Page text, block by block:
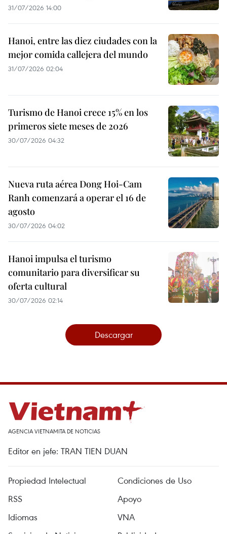
31/07/2026 14:00
Hanoi, entre las diez ciudades con la
mejor comida callejera del mundo
31/07/2026 02:04
Turismo de Hanoi crece 15% en los
primeros siete meses de 2026
30/07/2026 04:32
Nueva ruta aérea Dong Hoi-Cam
Ranh comenzará a operar el 16 de
agosto
30/07/2026 04:02
Hanoi impulsa el turismo
comunitario para diversificar su
oferta cultural
30/07/2026 02:14
Descargar
AGENCIA VIETNAMITA DE NOTICIAS
Editor en jefe: TRAN TIEN DUAN
Propiedad Intelectual
Condiciones de Uso
RSS
Apoyo
Idiomas
VNA